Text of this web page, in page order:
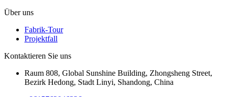
Über uns
Fabrik-Tour
Projektfall
Kontaktieren Sie uns
Raum 808, Global Sunshine Building, Zhongsheng Street,
Bezirk Hedong, Stadt Linyi, Shandong, China